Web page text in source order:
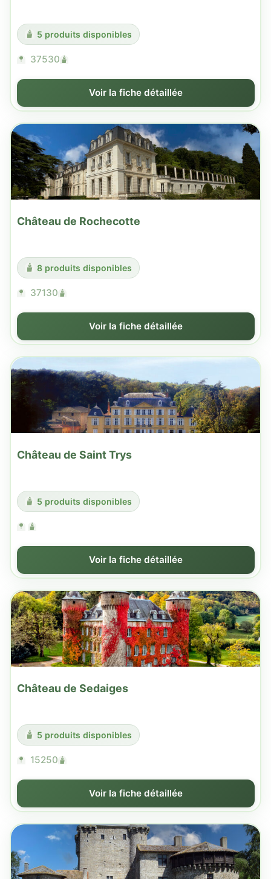
5 produits disponibles
37530
Voir la fiche détaillée
Château de Rochecotte
8 produits disponibles
37130
Voir la fiche détaillée
Château de Saint Trys
5 produits disponibles
Voir la fiche détaillée
Château de Sedaiges
5 produits disponibles
15250
Voir la fiche détaillée